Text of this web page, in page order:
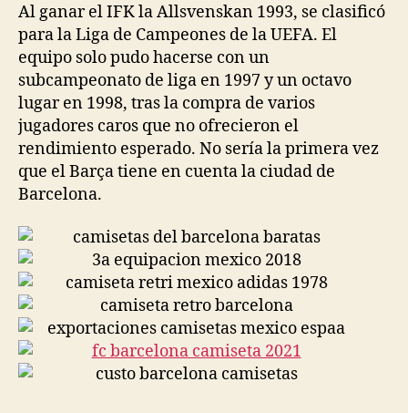
Al ganar el IFK la Allsvenskan 1993, se clasificó
para la Liga de Campeones de la UEFA. El
equipo solo pudo hacerse con un
subcampeonato de liga en 1997 y un octavo
lugar en 1998, tras la compra de varios
jugadores caros que no ofrecieron el
rendimiento esperado. No sería la primera vez
que el Barça tiene en cuenta la ciudad de
Barcelona.